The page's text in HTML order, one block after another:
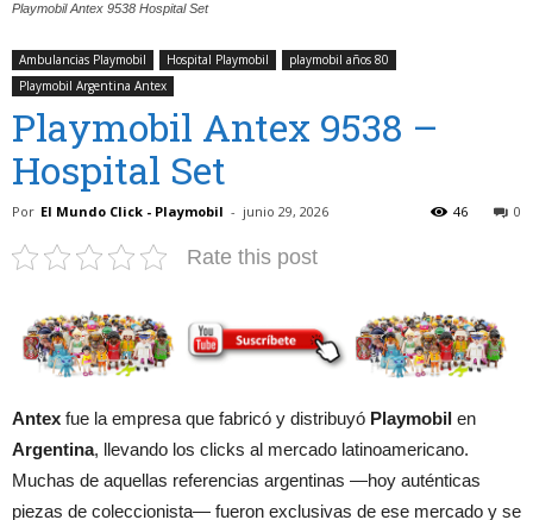
Playmobil Antex 9538 Hospital Set
Ambulancias Playmobil Hospital Playmobil
playmobil años 80
Playmobil Argentina Antex
Playmobil Antex 9538 –
Hospital Set
Por El Mundo Click - Playmobil - junio 29, 2026 0
46
Rate this post
Antex fue la empresa que fabricó y distribuyó Playmobil en
Argentina, llevando los clicks al mercado latinoamericano.
Muchas de aquellas referencias argentinas —hoy auténticas
piezas de coleccionista— fueron exclusivas de ese mercado y se